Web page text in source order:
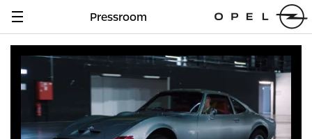
Navigation
Pressroom